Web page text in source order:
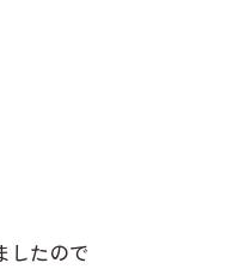
したので